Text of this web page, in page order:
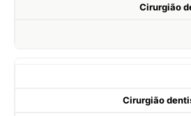
Cirurgião
Cirurgião